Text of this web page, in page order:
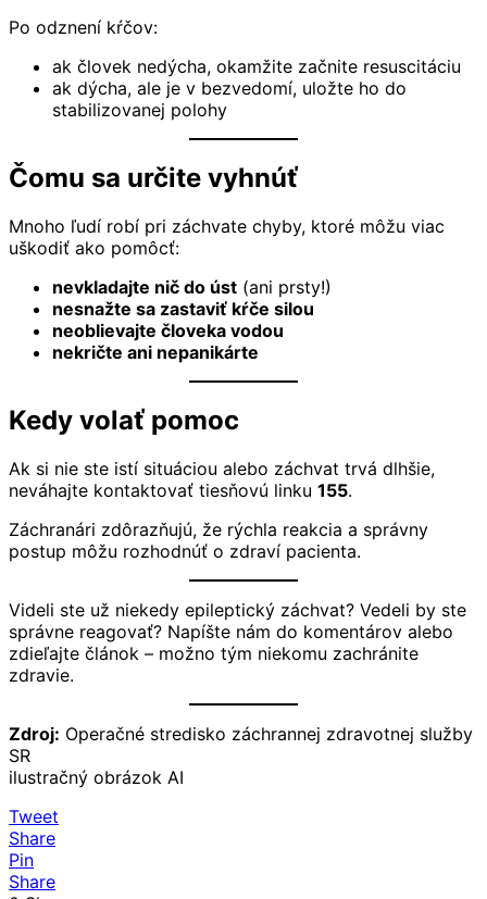
Po odznení kŕčov:
ak človek nedýcha, okamžite začnite resuscitáciu
ak dýcha, ale je v bezvedomí, uložte ho do
stabilizovanej polohy
Čomu sa určite vyhnúť
Mnoho ľudí robí pri záchvate chyby, ktoré môžu viac
uškodiť ako pomôcť:
nevkladajte nič do úst (ani prsty!)
nesnažte sa zastaviť kŕče silou
neoblievajte človeka vodou
nekričte ani nepanikárte
Kedy volať pomoc
Ak si nie ste istí situáciou alebo záchvat trvá dlhšie,
neváhajte kontaktovať tiesňovú linku 155.
Záchranári zdôrazňujú, že rýchla reakcia a správny
postup môžu rozhodnúť o zdraví pacienta.
Videli ste už niekedy epileptický záchvat? Vedeli by ste
správne reagovať? Napíšte nám do komentárov alebo
zdieľajte článok – možno tým niekomu zachránite
zdravie.
Zdroj: Operačné stredisko záchrannej zdravotnej služby
SR
ilustračný obrázok AI
Tweet
Share
Pin
Share